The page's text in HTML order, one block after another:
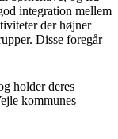
integration mellem
der højner
Disse foregår
holder deres
kommunes